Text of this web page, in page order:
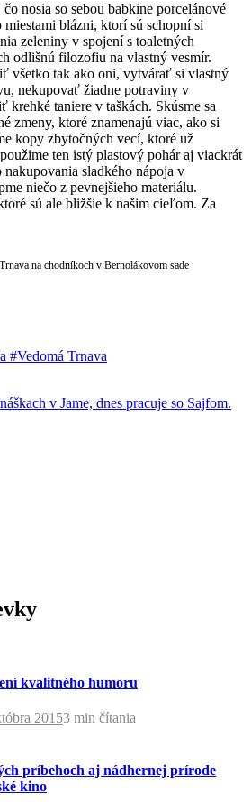
nosia so sebou babkine porcelánové
miestami blázni, ktorí sú schopní si
zeleniny v spojení s toaletných
odlišnú filozofiu na vlastný vesmír.
všetko tak ako oni, vytvárať si vlastný
nekupovať žiadne potraviny v
krehké taniere v taškách. Skúsme sa
zmeny, ktoré znamenajú viac, ako si
kopy zbytočných vecí, ktoré už
ten istý plastový pohár aj viackrát
nakupovania sladkého nápoja v
niečo z pevnejšieho materiálu.
sú ale bližšie k našim cieľom. Za
na chodníkoch v Bernolákovom sade
#Vedomá Trnava
v Jame, dnes pracuje so Sajfom.
kvalitného humoru
20153 min čítania
príbehoch aj nádhernej prírode
kino